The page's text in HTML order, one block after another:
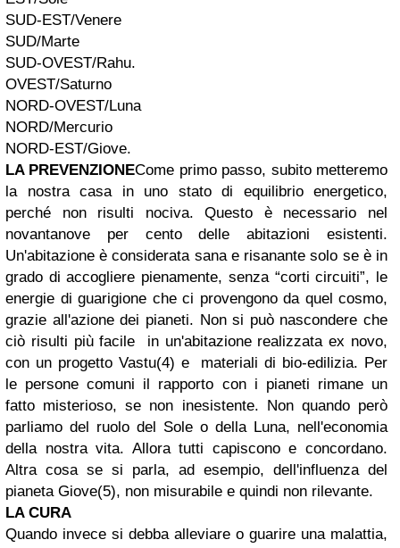
SUD-EST/Venere
SUD/Marte
SUD-OVEST/Rahu.
OVEST/Saturno
NORD-OVEST/Luna
NORD/Mercurio
NORD-EST/Giove.
LA PREVENZIONECome primo passo, subito metteremo
la nostra casa in uno stato di equilibrio energetico,
perché non risulti nociva. Questo è necessario nel
novantanove per cento delle abitazioni esistenti.
Un'abitazione è considerata sana e risanante solo se è in
grado di accogliere pienamente, senza “corti circuiti”, le
energie di guarigione che ci provengono da quel cosmo,
grazie all'azione dei pianeti. Non si può nascondere che
ciò risulti più facile in un'abitazione realizzata ex novo,
con un progetto Vastu(4) e materiali di bio-edilizia. Per
le persone comuni il rapporto con i pianeti rimane un
fatto misterioso, se non inesistente. Non quando però
parliamo del ruolo del Sole o della Luna, nell'economia
della nostra vita. Allora tutti capiscono e concordano.
Altra cosa se si parla, ad esempio, dell'influenza del
pianeta Giove(5), non misurabile e quindi non rilevante.
LA CURA
Quando invece si debba alleviare o guarire una malattia,